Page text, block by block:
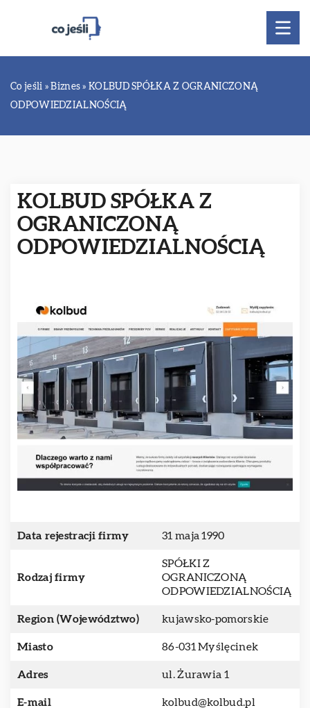
Co jeśli »Biznes »KOLBUD SPÓŁKA Z OGRANICZONĄ
ODPOWIEDZIALNOŚCIĄ
KOLBUD SPÓŁKA Z
OGRANICZONĄ
ODPOWIEDZIALNOŚCIĄ
Data rejestracji firmy 31 maja 1990
Rodzaj firmy
SPÓŁKI Z
OGRANICZONĄ
ODPOWIEDZIALNOŚCIĄ
Region (Województwo) kujawsko-pomorskie
Miasto 86-031 Myślęcinek
Adres ul. Żurawia 1
E-mail kolbud@kolbud.pl